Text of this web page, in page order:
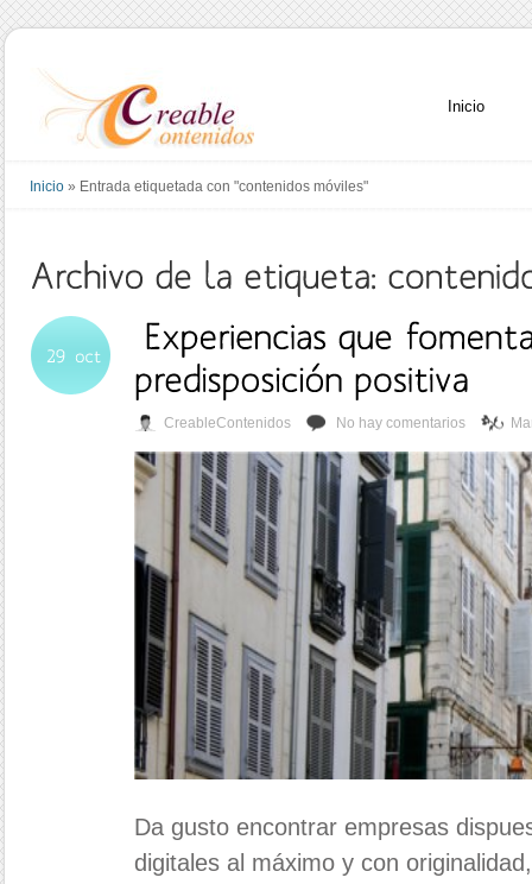
Inicio
Inicio » Entrada etiquetada con "contenidos móviles"
CreableContenidos No hay comentarios
Da gusto encontrar empresas
digitales al máximo y con